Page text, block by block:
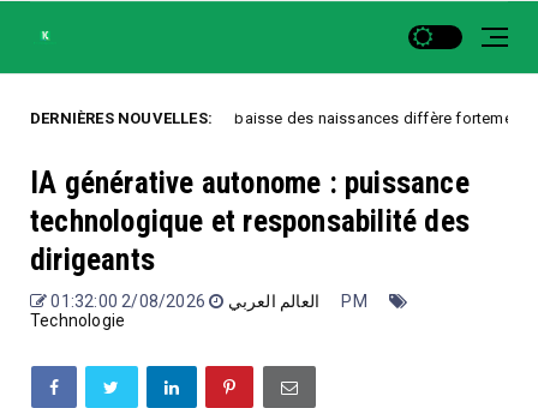
DERNIÈRES NOUVELLES:
Natalité : pourquoi la baisse des naissances diffère fortement selon les
IA générative autonome : puissance
technologique et responsabilité des
dirigeants
العالم العربي
2/08/2026 01:32:00 PM
Technologie